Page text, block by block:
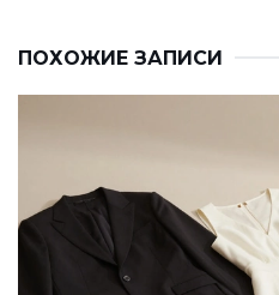
ПОХОЖИЕ ЗАПИСИ